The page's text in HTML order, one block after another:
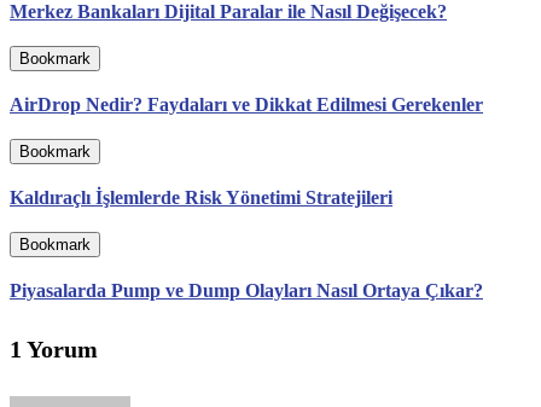
Merkez Bankaları Dijital Paralar ile Nasıl Değişecek?
Bookmark
AirDrop Nedir? Faydaları ve Dikkat Edilmesi Gerekenler
Bookmark
Kaldıraçlı İşlemlerde Risk Yönetimi Stratejileri
Bookmark
Piyasalarda Pump ve Dump Olayları Nasıl Ortaya Çıkar?
1 Yorum